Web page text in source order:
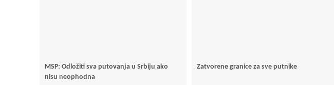
MSP: Odložiti sva putovanja u Srbiju ako
nisu neophodna
Zatvorene granice za sve putnike